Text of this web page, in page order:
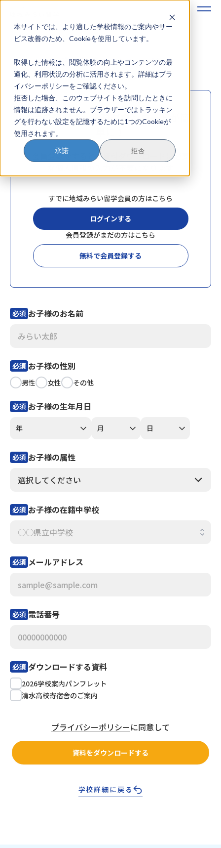
本サイトでは、より適した学校情報のご案内やサー
ビス改善のため、Cookieを使用しています。
取得した情報は、閲覧体験の向上やコンテンツの最
適化、利用状況の分析に活用されます。詳細はプラ
イバシーポリシーをご確認ください。
拒否した場合、このウェブサイトを訪問したときに
情報は追跡されません。ブラウザーではトラッキン
グを行わない設定を記憶するために1つのCookieが
使用されます。
承諾 拒否
地域みらい留学のすすめかた
地域みらい留学とは
学校を探す
イベントを探す
おためし地域留学
マガジン
奨学金について
イベント参加方法
MYページログイン
資料ダウンロード
会員登録で、資料ダウンロードが簡
会員登録をすると、資料ダウンロードに必要
すでに地域みらい留学会員の方はこちら
ログインする
会員登録がまだの方はこちら
無料で会員登録する
必須 お子様のお名前
必須 お子様の性別
男性 女性 その他
必須 お子様の生年月日
必須 お子様の属性
必須 お子様の在籍中学校
必須 メールアドレス
必須 電話番号
必須 ダウンロードする資料
2026学校案内パンフレット
清水高校寄宿舎のご案内
プライバシーポリシーに同意して
資料をダウンロードする
学校詳細に戻る